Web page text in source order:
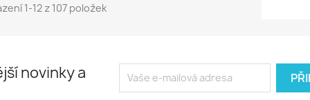
1-12 z 107 položek
novinky a